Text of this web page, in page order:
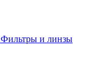
Фильтры и линзы